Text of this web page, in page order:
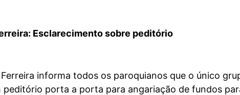
Esclarecimento sobre peditório
informa todos os paroquianos que o único
peditório porta a porta para angariação de fundos